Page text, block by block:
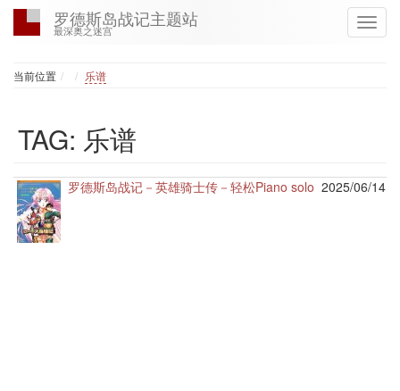
罗德斯岛战记主题站
最深奥之迷宫
当前位置 Home
乐谱
TAG: 乐谱
罗德斯岛战记－英雄骑士传－轻松Piano solo 2025/06/14